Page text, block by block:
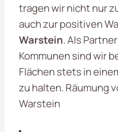
tragen wir nicht nur
auch zur positiven
Warstein. Als
Kommunen sind wir
Flächen stets in
zu halten. Räumung
Warstein